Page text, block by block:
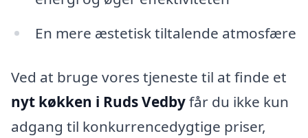
En mere æstetisk tiltalende atmosfære
Ved at bruge vores tjeneste til at finde et
nyt køkken i Ruds Vedbyfår du ikke kun
adgang til konkurrencedygtige priser,